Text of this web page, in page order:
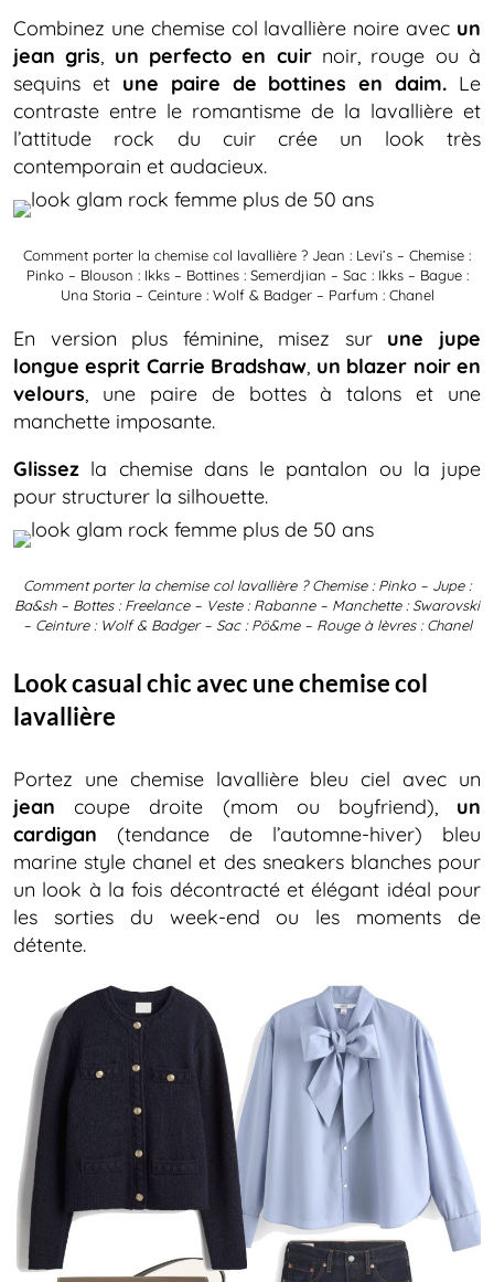
Combinez une chemise col lavallière noire avec un
jean gris, un perfecto en cuir noir, rouge ou à
sequins et une paire de bottines en daim. Le
contraste entre le romantisme de la lavallière et
l’attitude rock du cuir crée un look très
contemporain et audacieux.
Comment porter la chemise col lavallière ? Jean : Levi’s – Chemise :
Pinko – Blouson : Ikks – Bottines : Semerdjian – Sac : Ikks – Bague :
Una Storia – Ceinture : Wolf & Badger – Parfum : Chanel
En version plus féminine, misez sur une jupe
longue esprit Carrie Bradshaw, un blazer noir en
velours, une paire de bottes à talons et une
manchette imposante.
Glissez la chemise dans le pantalon ou la jupe
pour structurer la silhouette.
Comment porter la chemise col lavallière ? Chemise : Pinko – Jupe :
Ba&sh – Bottes : Freelance – Veste : Rabanne – Manchette : Swarovski
– Ceinture : Wolf & Badger – Sac : Pö&me – Rouge à lèvres : Chanel
Look casual chic avec une chemise col
lavallière
Portez une chemise lavallière bleu ciel avec un
jeancoupe droite (mom ou boyfriend), un
cardigan (tendance de l’automne-hiver) bleu
marine style chanel et des sneakers blanches pour
un look à la fois décontracté et élégant idéal pour
les sorties du week-end ou les moments de
détente.